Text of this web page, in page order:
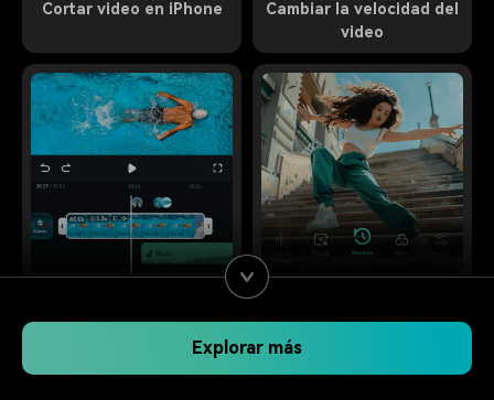
Cortar video en iPhone
Cambiar la velocidad del
video
Explorar más